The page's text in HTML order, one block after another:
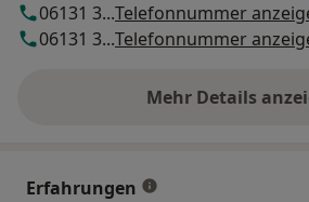
06131 3...Telefonnummer
06131 3...Telefonnummer
Mehr Detailsüber die
Erfahrungen